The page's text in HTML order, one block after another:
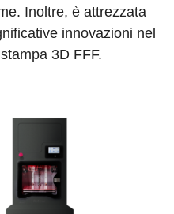
Inoltre, è attrezzata
innovazioni nel
3D FFF.